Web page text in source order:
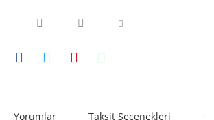
Yorumlar Taksit Seçenekleri